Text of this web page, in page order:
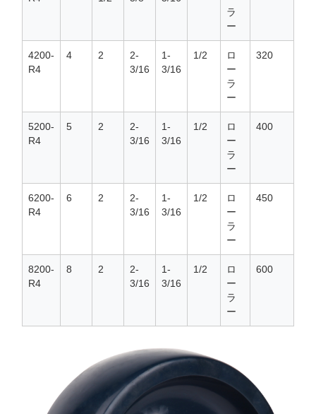
ラ
ー
4200-
R4
4 2
2-
3/16
1-
3/16
1/2
ロ
ー
ラ
ー
320
5200-
R4
5 2
2-
3/16
1-
3/16
1/2
ロ
ー
ラ
ー
400
6200-
R4
6 2
2-
3/16
1-
3/16
1/2
ロ
ー
ラ
ー
450
8200-
R4
8 2
2-
3/16
1-
3/16
1/2
ロ
ー
ラ
ー
600